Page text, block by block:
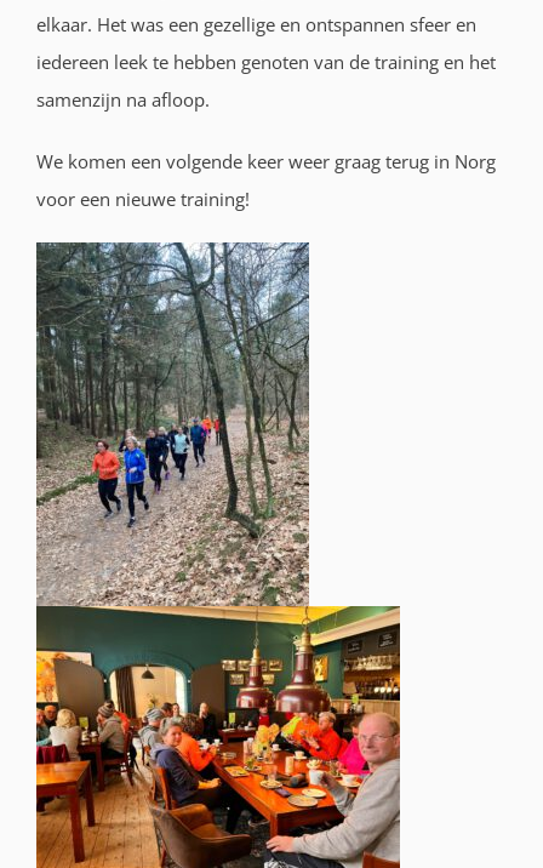
elkaar. Het was een gezellige en ontspannen sfeer en
iedereen leek te hebben genoten van de training en het
samenzijn na afloop.
We komen een volgende keer weer graag terug in Norg
voor een nieuwe training!